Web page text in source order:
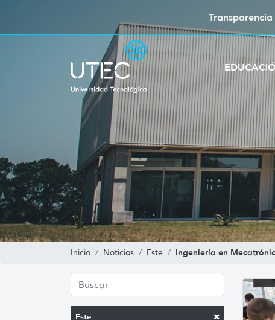
Transparencia
Inicio Noticias Este Ingeniería en
Este